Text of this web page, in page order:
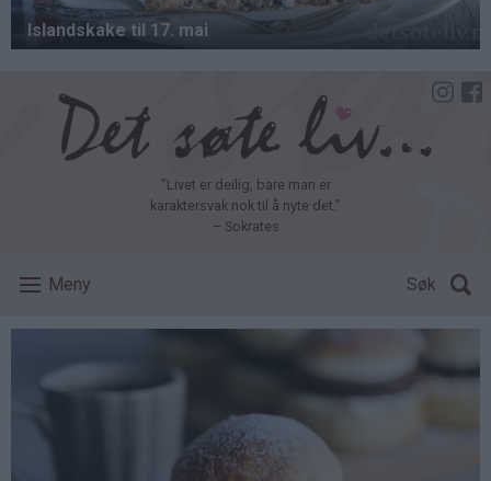
"Livet er deilig, bare man er
karaktersvak nok til å nyte det."
– Sokrates
Meny Søk